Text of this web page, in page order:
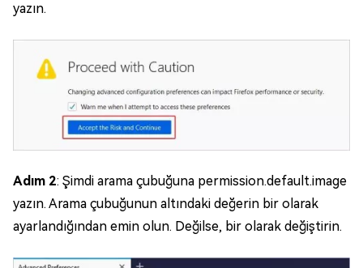
yazın.
Adım 2: Şimdi arama çubuğuna permission.default.image
yazın. Arama çubuğunun altındaki değerin bir olarak
ayarlandığından emin olun. Değilse, bir olarak değiştirin.